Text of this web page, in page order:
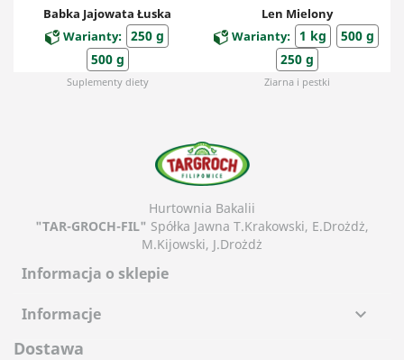
Babka Jajowata Łuska
Warianty: 250 g
500 g
Suplementy diety
Len Mielony
Warianty: 1 kg
500 g
250 g
Ziarna i pestki
Hurtownia Bakalii
"TAR-GROCH-FIL" Spółka Jawna T.Krakowski, E.Drożdż,
M.Kijowski, J.Drożdż
Informacja o sklepie
Informacje

Dostawa